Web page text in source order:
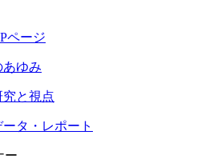
ページ
ゆみ
と視点
タ・レポート
ー